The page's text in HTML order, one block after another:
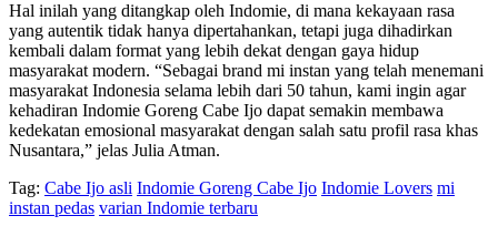
Hal inilah yang ditangkap oleh Indomie, di mana kekayaan rasa
yang autentik tidak hanya dipertahankan, tetapi juga dihadirkan
kembali dalam format yang lebih dekat dengan gaya hidup
masyarakat modern. “Sebagai brand mi instan yang telah menemani
masyarakat Indonesia selama lebih dari 50 tahun, kami ingin agar
kehadiran Indomie Goreng Cabe Ijo dapat semakin membawa
kedekatan emosional masyarakat dengan salah satu profil rasa khas
Nusantara,” jelas Julia Atman.
Tag: Cabe Ijo asli Indomie Goreng Cabe Ijo Indomie Lovers mi
instan pedas varian Indomie terbaru